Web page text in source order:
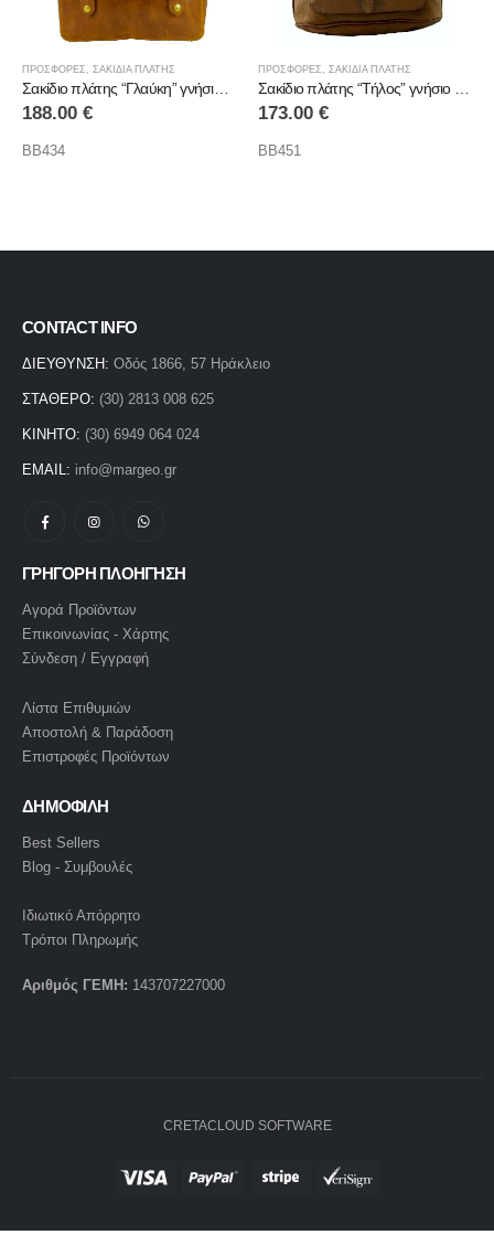
ΠΡΟΣΦΟΡΕΣ ΣΑΚΙΔΙΑ ΠΛΑΤΗΣ
Σακίδιο πλάτης “Γλαύκη” γνήσιο δέρμα
188.00 €
BB434
ΠΡΟΣΦΟΡΕΣ ΣΑΚΙΔΙΑ ΠΛΑΤΗΣ
173.00 €
BB451
CONTACT INFO
ΔΙΕΥΘΥΝΣΗ: Οδός 1866, 57 Ηράκλειο
ΣΤΑΘΕΡΟ: (30) 2813 008 625
ΚΙΝΗΤΟ: (30) 6949 064 024
EMAIL: info@margeo.gr
ΓΡΗΓΟΡΗ ΠΛΟΗΓΗΣΗ
Αγορά Προϊόντων
Επικοινωνίας - Χάρτης
Σύνδεση / Εγγραφή
Λίστα Επιθυμιών
Αποστολή & Παράδοση
Επιστροφές Προϊόντων
ΔΗΜΟΦΙΛΗ
Best Sellers
Blog - Συμβουλές
Ιδιωτικό Απόρρητο
Τρόποι Πληρωμής
Αριθμός ΓΕΜΗ: 143707227000
CRETACLOUD SOFTWARE